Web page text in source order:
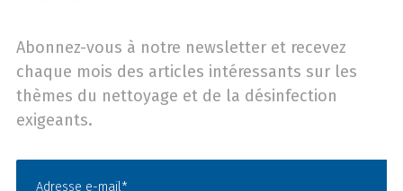
Abonnez-vous à notre newsletter et recevez
chaque mois des articles intéressants sur les
thèmes du nettoyage et de la désinfection
exigeants.